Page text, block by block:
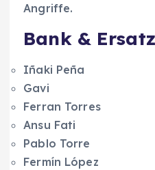
Angriffe.
Bank &
Iñaki Peña
Gavi
Ferran Torres
Ansu Fati
Pablo Torre
Fermín López